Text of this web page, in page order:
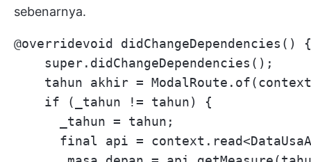
sebenarnya.
@overridevoid didChangeDependencies() {
    super.didChangeDependencies();
tahun akhir =
    if (_tahun != tahun) {
      _tahun = tahun;
final api =